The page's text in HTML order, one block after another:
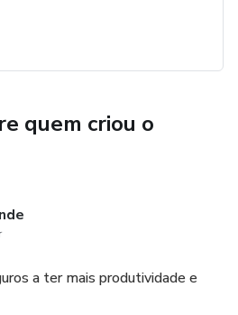
quem criou o
a ter mais produtividade e